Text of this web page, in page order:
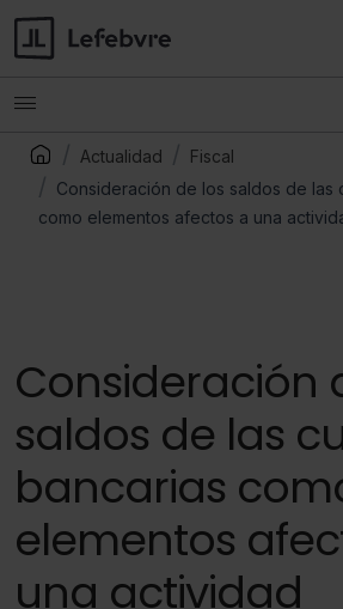
Actualidad
Fiscal
Consideración de los saldos de las
como elementos afectos a una
Consideración
saldos de las
bancarias
elementos
una actividad